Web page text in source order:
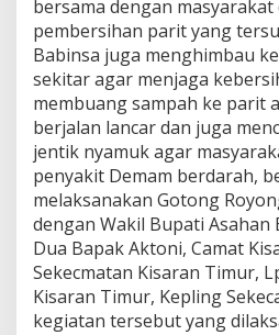
A
s
a
h
a
n
B
e
r
s
a
m
a
M
a
s
bersama dengan
pembersihan parit yang
Babinsa juga menghimbau
sekitar agar menjaga
membuang sampah ke parit
berjalan lancar dan juga
jentik nyamuk agar
penyakit Demam berdarah,
melaksanakan Gotong
dengan Wakil Bupati Asahan
Dua Bapak Aktoni, Camat
Sekecmatan Kisaran Timur,
Kisaran Timur, Kepling
kegiatan tersebut yang